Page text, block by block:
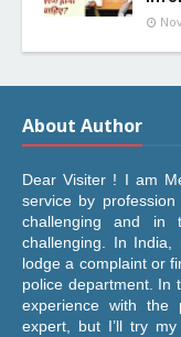
About Author
Dear Visiter ! I am
service by
challenging and in
challenging. In
lodge a complaint or
police department. In
experience with the
expert, but I’ll try